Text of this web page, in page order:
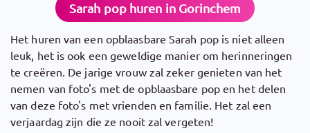
Sarah pop huren in Gorinchem
Het huren van een opblaasbare Sarah pop is niet alleen
leuk, het is ook een geweldige manier om herinneringen
te creëren. De jarige vrouw zal zeker genieten van het
nemen van foto's met de opblaasbare pop en het delen
van deze foto's met vrienden en familie. Het zal een
verjaardag zijn die ze nooit zal vergeten!